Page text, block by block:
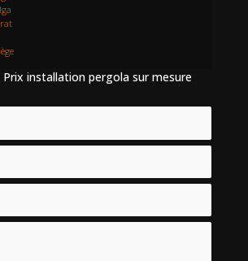
installation pergola sur mesure